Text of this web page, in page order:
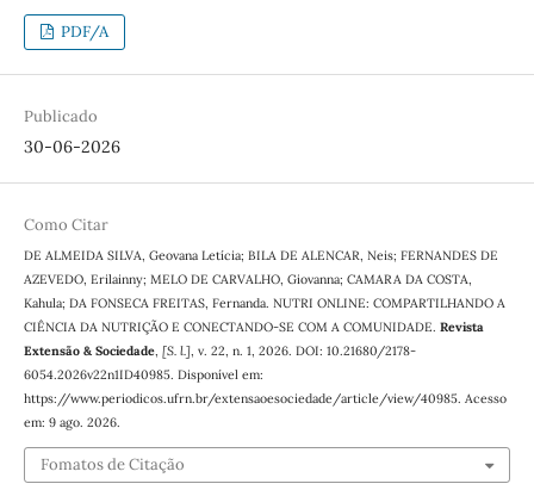
PDF/A
Publicado
30-06-2026
Como Citar
DE ALMEIDA SILVA, Geovana Letícia; BILA DE ALENCAR, Neis; FERNANDES DE
AZEVEDO, Erilainny; MELO DE CARVALHO, Giovanna; CAMARA DA COSTA,
Kahula; DA FONSECA FREITAS, Fernanda. NUTRI ONLINE: COMPARTILHANDO A
CIÊNCIA DA NUTRIÇÃO E CONECTANDO-SE COM A COMUNIDADE. Revista
Extensão & Sociedade, [S. l.], v. 22, n. 1, 2026. DOI: 10.21680/2178-
6054.2026v22n1ID40985. Disponível em:
https://www.periodicos.ufrn.br/extensaoesociedade/article/view/40985. Acesso
em: 9 ago. 2026.
Fomatos de Citação